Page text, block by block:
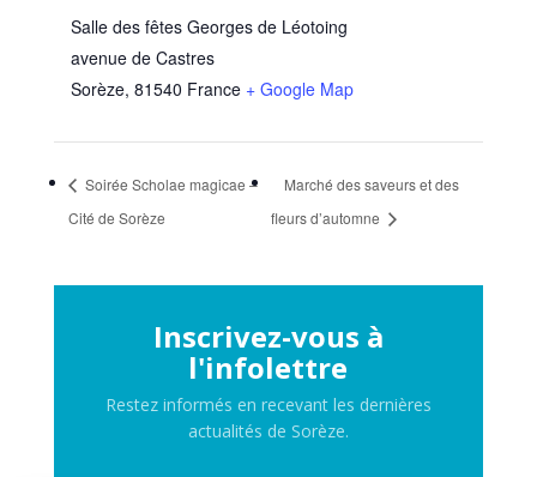
Salle des fêtes Georges de Léotoing
avenue de Castres
Sorèze, 81540 France + Google Map
Soirée Scholae magicae –
Cité de Sorèze
Marché des saveurs et des
fleurs d’automne
Inscrivez-vous à
l'infolettre
Restez informés en recevant les dernières
actualités de Sorèze.